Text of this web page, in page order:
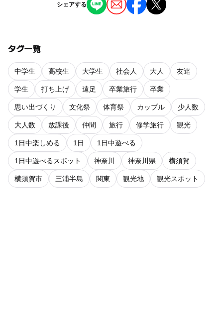
シェアする
タグ一覧
中学生 高校生 大学生 社会人 大人 友達
学生 打ち上げ 遠足 卒業旅行 卒業
思い出づくり 文化祭 体育祭 カップル 少人数
大人数 放課後 仲間 旅行 修学旅行 観光
1日中楽しめる 1日 1日中遊べる
1日中遊べるスポット 神奈川 神奈川県 横須賀
横須賀市 三浦半島 関東 観光地 観光スポット